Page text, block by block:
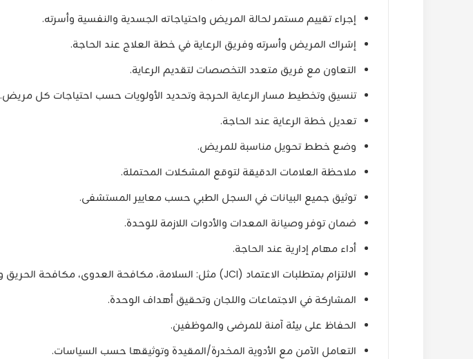
إجراء تقييم مستمر لحالة المريض واحتياجاته الجسدية والنفسية وأسرته.
إشراك المريض وأسرته وفريق الرعاية في خطة العلاج عند الحاجة.
التعاون مع فريق متعدد التخصصات لتقديم الرعاية.
تنسيق وتخطيط مسار الرعاية الحرجة وتحديد الأولويات حسب احتياجات كل مريض.
تعديل خطة الرعاية عند الحاجة.
وضع خطط تحويل مناسبة للمريض.
ملاحظة العلامات الدقيقة لتوقع المشكلات المحتملة.
توثيق جميع البيانات في السجل الطبي حسب معايير المستشفى.
ضمان توفر وصيانة المعدات والأدوات اللازمة للوحدة.
أداء مهام إدارية عند الحاجة.
الالتزام بمتطلبات الاعتماد (JCI) مثل: السلامة، مكافحة العدوى، مكافحة الحريق وغيرها.
المشاركة في الاجتماعات واللجان وتحقيق أهداف الوحدة.
الحفاظ على بيئة آمنة للمرضى والموظفين.
التعامل الآمن مع الأدوية المخدرة/المقيدة وتوثيقها حسب السياسات.